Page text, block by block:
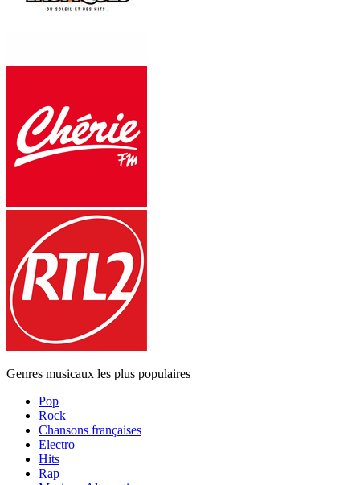
Genres musicaux les plus populaires
Pop
Rock
Chansons françaises
Electro
Hits
Rap